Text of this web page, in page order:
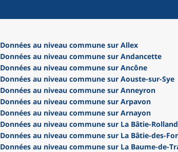
Données au niveau commune sur Allex
Données au niveau commune sur Andancette
Données au niveau commune sur Ancône
Données au niveau commune sur Aouste-sur-Sye
Données au niveau commune sur Anneyron
Données au niveau commune sur Arpavon
Données au niveau commune sur Arnayon
Données au niveau commune sur La Bâtie-Rolland
Données au niveau commune sur La Bâtie-des-
Données au niveau commune sur La Baume-de-